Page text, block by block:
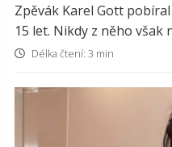
Zpěvák Karel Gott
15 let. Nikdy z něho však
Délka čtení: 3 min